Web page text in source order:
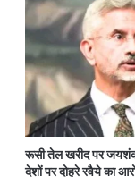
रूसी तेल खरीद पर
देशों पर दोहरे रवैये का